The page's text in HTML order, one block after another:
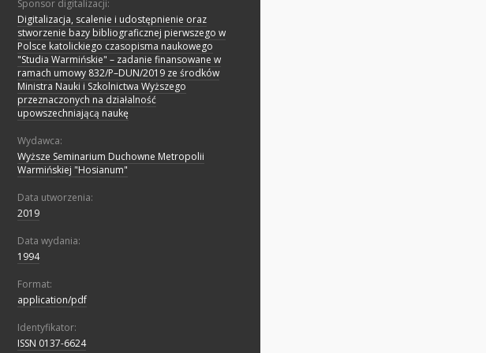
Sponsor digitalizacji:
Digitalizacja, scalenie i udostępnienie oraz
stworzenie bazy bibliograficznej pierwszego w
Polsce katolickiego czasopisma naukowego
"Studia Warmińskie" – zadanie finansowane w
ramach umowy 832/P–DUN/2019 ze środków
Ministra Nauki i Szkolnictwa Wyższego
przeznaczonych na działalność
upowszechniającą naukę
Wydawca:
Wyższe Seminarium Duchowne Metropolii
Warmińskiej "Hosianum"
Data utworzenia:
2019
Data wydania:
1994
Format:
application/pdf
Identyfikator:
ISSN 0137-6624